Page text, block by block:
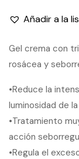
Añadir a la
Gel crema con
rosácea y
•Reduce la
luminosidad de
•Tratamiento
acción
•Regula el